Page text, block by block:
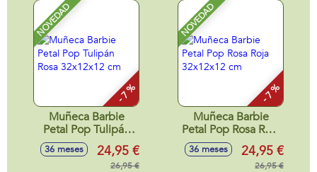
NOVEDAD
- 7 %
Muñeca Barbie
Petal Pop Tulipán
Rosa 32x12x12 cm
36 meses 24,95 €
26,95 €
NOVEDAD
- 7 %
Muñeca Barbie
Petal Pop Rosa Roja
32x12x12 cm
36 meses 24,95 €
26,95 €